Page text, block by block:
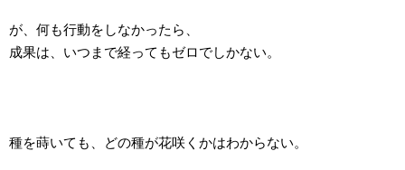
が、何も行動をしなかったら、
成果は、いつまで経ってもゼロでしかない。
種を蒔いても、どの種が花咲くかはわからない。